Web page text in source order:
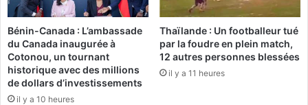
à
o
n
p
r
o
Bénin-Canada : L’ambassade
du Canada inaugurée à
Cotonou, un tournant
historique avec des millions
de dollars d’investissements
il y a 10 heures
Thaïlande : Un footballeur tué
par la foudre en plein match,
12 autres personnes blessées
il y a 11 heures